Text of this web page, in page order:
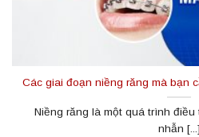
Các giai đoạn niềng răng mà bạn
Niềng răng là một quá trình
nhẫn [...]